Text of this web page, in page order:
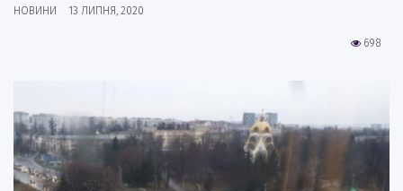
НОВИНИ 13 ЛИПНЯ, 2020
698